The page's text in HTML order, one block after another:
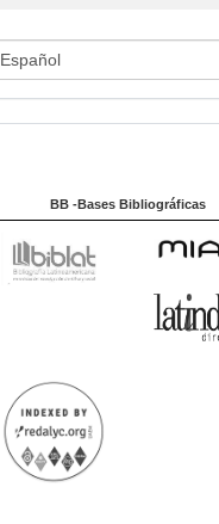
d
a
BB -Bases Bibliográficas